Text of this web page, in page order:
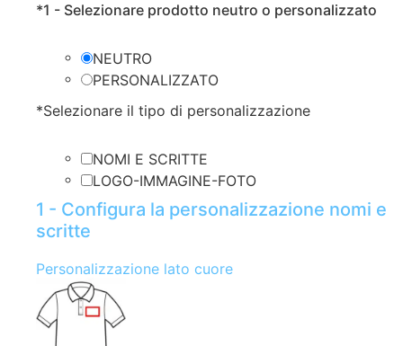
*1 - Selezionare prodotto neutro o personalizzato
NEUTRO
PERSONALIZZATO
*Selezionare il tipo di personalizzazione
NOMI E SCRITTE
LOGO-IMMAGINE-FOTO
1 - Configura la personalizzazione nomi e
scritte
Personalizzazione lato cuore